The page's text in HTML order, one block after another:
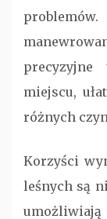
problemów.
miejscu,
różnych
Korzyści
leśnych są